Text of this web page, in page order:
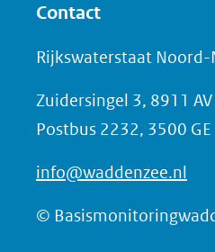
n
p
F
c
e
Contact
Rijkswaterstaat Noord-
Zuidersingel 3, 8911
Postbus 2232, 3500
info@waddenzee.nl
©